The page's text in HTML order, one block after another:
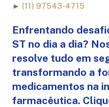
► (11) 97543-4715
Enfrentando
ST no dia a dia?
resolve tudo em
transformando a
medicamentos na
farmacêutica.